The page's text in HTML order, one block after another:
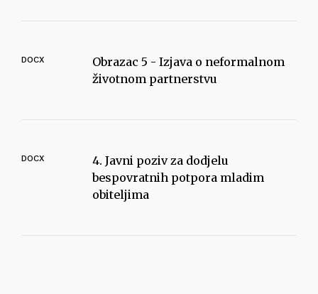
DOCX
Obrazac 5 - Izjava o neformalnom
životnom partnerstvu
DOCX
4. Javni poziv za dodjelu
bespovratnih potpora mladim
obiteljima